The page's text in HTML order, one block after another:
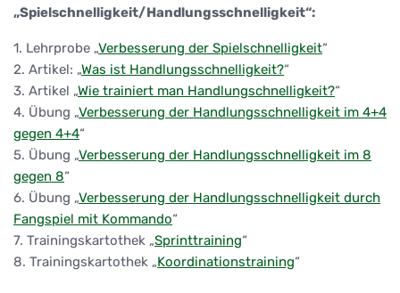
„Spielschnelligkeit/Handlungsschnelligkeit“:
1. Lehrprobe „Verbesserung der Spielschnelligkeit“
2. Artikel: „Was ist Handlungsschnelligkeit?“
3. Artikel „Wie trainiert man Handlungschnelligkeit?“
4. Übung „Verbesserung der Handlungsschnelligkeit im 4+4
gegen 4+4“
5. Übung „Verbesserung der Handlungsschnelligkeit im 8
gegen 8“
6. Übung „Verbesserung der Handlungsschnelligkeit durch
Fangspiel mit Kommando“
7. Trainingskartothek „Sprinttraining“
8. Trainingskartothek „Koordinationstraining“